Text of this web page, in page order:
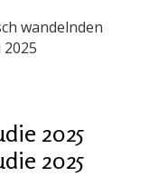
wandelnden
2025
2025